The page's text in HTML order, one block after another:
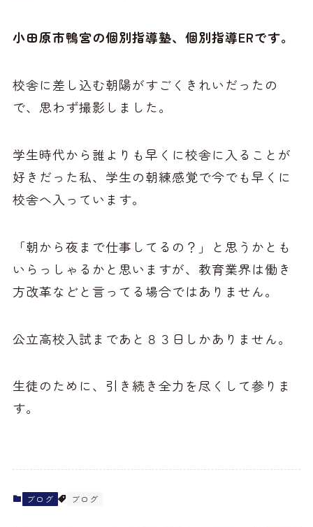
小田原市鴨宮の個別指導塾、個別指導ERです。
校舎に差し込む朝陽がすごくきれいだったの
で、思わず撮影しました。
学生時代から誰よりも早くに校舎に入ることが
好きだった私、学生の朝練感覚で今でも早くに
校舎へ入っています。
「朝から夜まで仕事してるの？」と思うかとも
いらっしゃるかと思いますが、教育業界は働き
方改革などと言ってる場合ではありません。
公立高校入試まであと８３日しかありません。
生徒のために、引き続き全力を尽くして参りま
す。
ブログ ブログ